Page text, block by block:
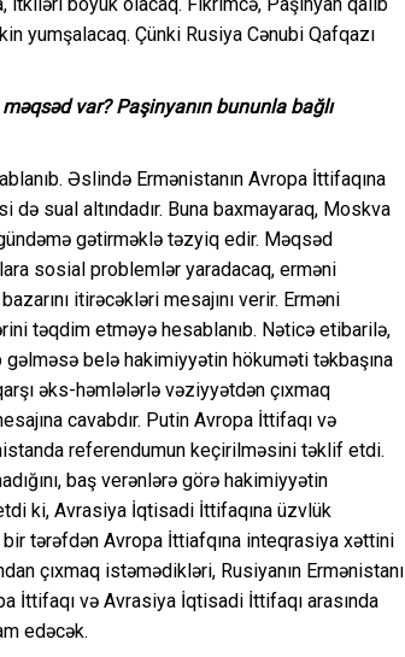
yumşalacaq. Çünki Rusiya Cənubi Qafqazı
var? Paşinyanın bununla bağlı
Əslində Ermənistanın Avropa İttifaqına
sual altındadır. Buna baxmayaraq, Moskva
gətirməklə təzyiq edir. Məqsəd
sosial problemlər yaradacaq, erməni
itirəcəkləri mesajını verir. Erməni
təqdim etməyə hesablanıb. Nəticə etibarilə,
belə hakimiyyətin hökuməti təkbaşına
əks-həmlələrlə vəziyyətdən çıxmaq
cavabdır. Putin Avropa İttifaqı və
referendumun keçirilməsini təklif etdi.
baş verənlərə görə hakimiyyətin
ki, Avrasiya İqtisadi İttifaqına üzvlük
tərəfdən Avropa İttiafqına inteqrasiya xəttini
çıxmaq istəmədikləri, Rusiyanın Ermənistanı
İttifaqı və Avrasiya İqtisadi İttifaqı arasında
edəcək.